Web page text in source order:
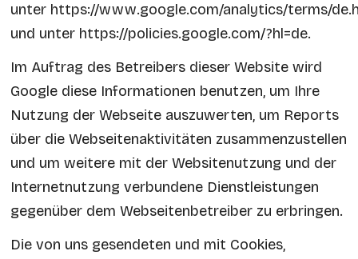
unter https://www.google.com/analytics/terms/
und unter https://policies.google.com/?hl=de.
Im Auftrag des Betreibers dieser Website wird
Google diese Informationen benutzen, um Ihre
Nutzung der Webseite auszuwerten, um Reports
über die Webseitenaktivitäten zusammenzustellen
und um weitere mit der Websitenutzung und der
Internetnutzung verbundene Dienstleistungen
gegenüber dem Webseitenbetreiber zu erbringen.
Die von uns gesendeten und mit Cookies,